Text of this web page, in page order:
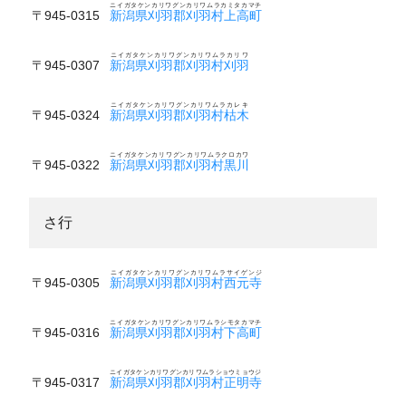
〒945-0315 新潟県刈羽郡刈羽村上高町
ニイガタケンカリワグンカリワムラカミタカマチ
〒945-0307 新潟県刈羽郡刈羽村刈羽
ニイガタケンカリワグンカリワムラカリワ
〒945-0324 新潟県刈羽郡刈羽村枯木
ニイガタケンカリワグンカリワムラカレキ
〒945-0322 新潟県刈羽郡刈羽村黒川
ニイガタケンカリワグンカリワムラクロカワ
さ行
〒945-0305 新潟県刈羽郡刈羽村西元寺
ニイガタケンカリワグンカリワムラサイゲンジ
〒945-0316 新潟県刈羽郡刈羽村下高町
ニイガタケンカリワグンカリワムラシモタカマチ
〒945-0317 新潟県刈羽郡刈羽村正明寺
ニイガタケンカリワグンカリワムラショウミョウジ